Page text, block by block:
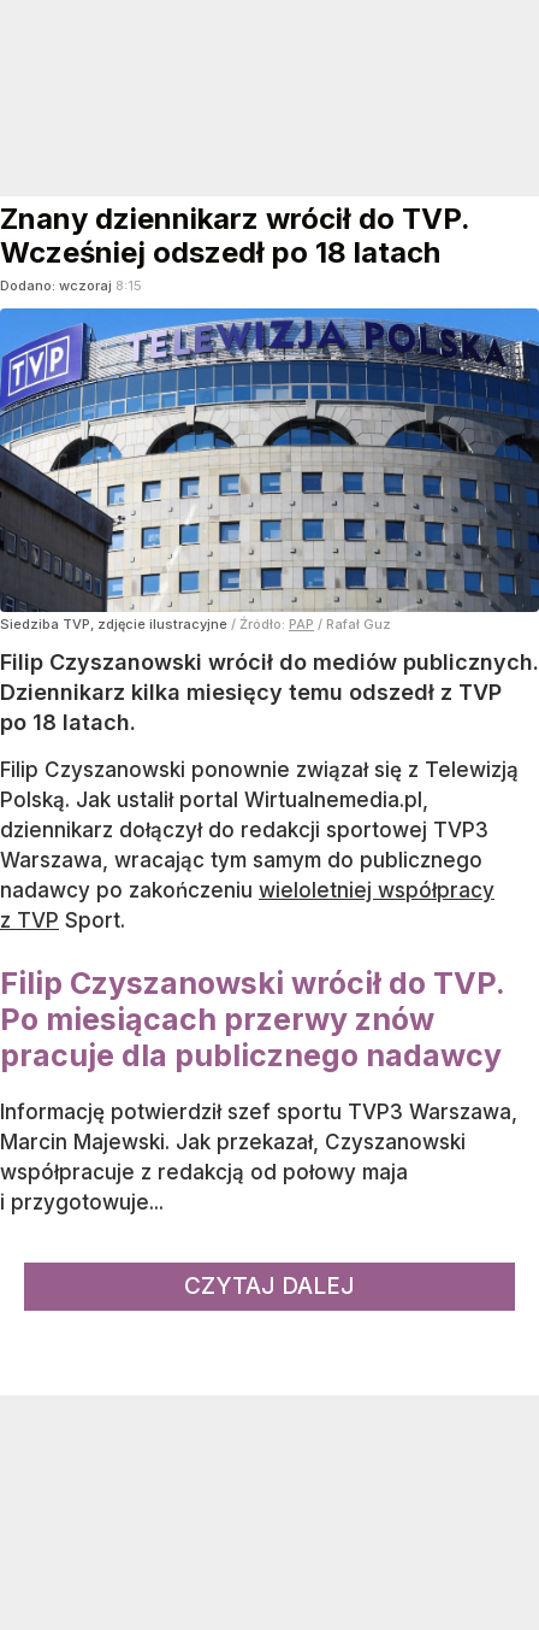
Znany dziennikarz wrócił do TVP.
Wcześniej odszedł po 18 latach
Dodano: wczoraj 8:15
Siedziba TVP, zdjęcie ilustracyjne / Źródło: PAP / Rafał Guz
Filip Czyszanowski wrócił do mediów publicznych.
Dziennikarz kilka miesięcy temu odszedł z TVP
po 18 latach.
Filip Czyszanowski ponownie związał się z Telewizją
Polską. Jak ustalił portal Wirtualnemedia.pl,
dziennikarz dołączył do redakcji sportowej TVP3
Warszawa, wracając tym samym do publicznego
nadawcy po zakończeniu wieloletniej współpracy
z TVP Sport.
Filip Czyszanowski wrócił do TVP.
Po miesiącach przerwy znów
pracuje dla publicznego nadawcy
Informację potwierdził szef sportu TVP3 Warszawa,
Marcin Majewski. Jak przekazał, Czyszanowski
współpracuje z redakcją od połowy maja
i przygotowuje...
CZYTAJ DALEJ